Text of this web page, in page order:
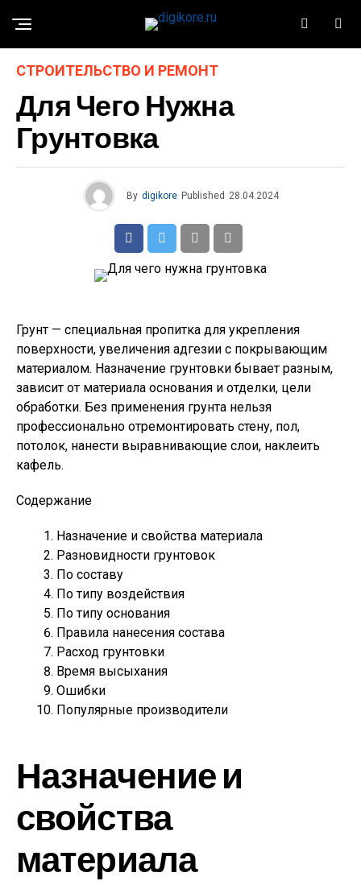
СТРОИТЕЛЬСТВО И РЕМОНТ
Для Чего Нужна
Грунтовка
By digikore Published 28.04.2024
Грунт — специальная пропитка для укрепления
поверхности, увеличения адгезии с покрывающим
материалом. Назначение грунтовки бывает разным,
зависит от материала основания и отделки, цели
обработки. Без применения грунта нельзя
профессионально отремонтировать стену, пол,
потолок, нанести выравнивающие слои, наклеить
кафель.
Содержание
Назначение и свойства материала
Разновидности грунтовок
По составу
По типу воздействия
По типу основания
Правила нанесения состава
Расход грунтовки
Время высыхания
Ошибки
Популярные производители
Назначение и
свойства
материала